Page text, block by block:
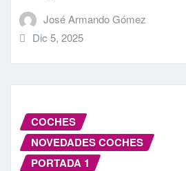
José Armando Gómez
Dic 5, 2025
COCHES
NOVEDADES COCHES
PORTADA 1